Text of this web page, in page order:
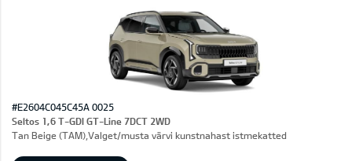
#E2604C045C45A 0025
Seltos 1,6 T-GDI GT-Line 7DCT 2WD
Tan Beige (TAM),Valget/musta värvi kunstnahast istmekatted